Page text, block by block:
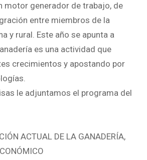
motor generador de trabajo, de
entre miembros de la
y rural. Este año se apunta a
es una actividad que
crecimientos y apostando por
le adjuntamos el programa del
ACTUAL DE LA GANADERÍA,